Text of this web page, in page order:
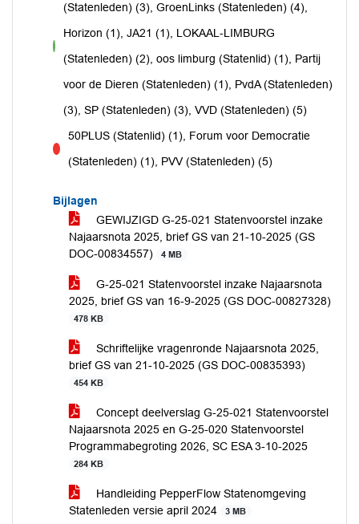
voor
(Statenleden) (3), GroenLinks (Statenleden) (4),
Horizon (1), JA21 (1), LOKAAL-LIMBURG
(Statenleden) (2), oos limburg (Statenlid) (1), Partij
voor de Dieren (Statenleden) (1), PvdA (Statenleden)
(3), SP (Statenleden) (3), VVD (Statenleden) (5)
tegen
50PLUS (Statenlid) (1), Forum voor Democratie
(Statenleden) (1), PVV (Statenleden) (5)
Bijlagen
GEWIJZIGD G-25-021 Statenvoorstel inzake
Najaarsnota 2025, brief GS van 21-10-2025 (GS
DOC-00834557)
4 MB
G-25-021 Statenvoorstel inzake Najaarsnota
2025, brief GS van 16-9-2025 (GS DOC-00827328)
478 KB
Schriftelijke vragenronde Najaarsnota 2025,
brief GS van 21-10-2025 (GS DOC-00835393)
454 KB
Concept deelverslag G-25-021 Statenvoorstel
Najaarsnota 2025 en G-25-020 Statenvoorstel
Programmabegroting 2026, SC ESA 3-10-2025
284 KB
Handleiding PepperFlow Statenomgeving
Statenleden versie april 2024
3 MB